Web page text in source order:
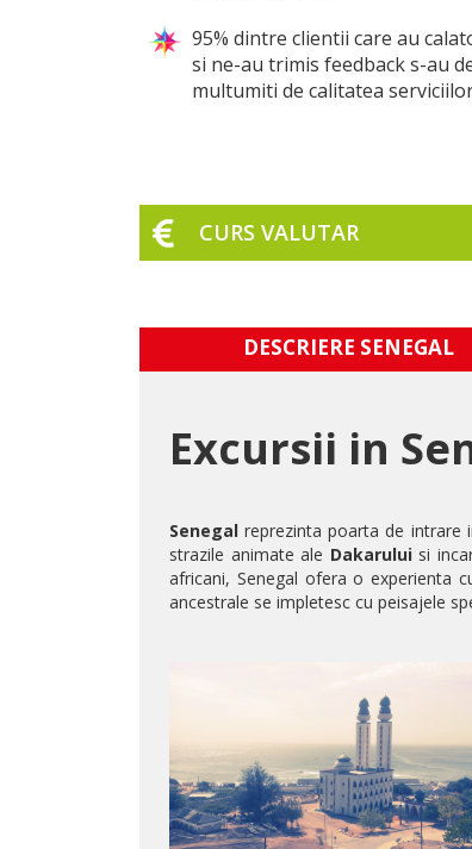
95% dintre clientii care au
si ne-au trimis feedback s-au
multumiti de calitatea
CURS VALUTAR
DESCRIERE SENEGAL
Excursii in
Senegal reprezinta poarta de intrare
strazile animate ale Dakaruluisi
africani, Senegal ofera o experienta
ancestrale se impletesc cu peisajele